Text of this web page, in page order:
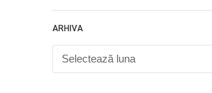
ARHIVA
Arhiva